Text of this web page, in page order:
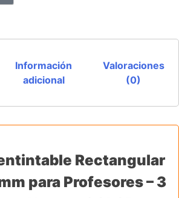
Información
adicional
Valoraciones
(0)
Rectangular
para Profesores – 3